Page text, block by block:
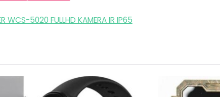
WCS-5020 FULLHD KAMERA IR IP65